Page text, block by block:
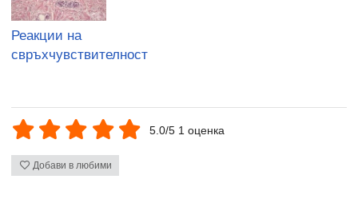
Реакции на
свръхчувствителност
5.0/5 1 оценка
Добави в любими